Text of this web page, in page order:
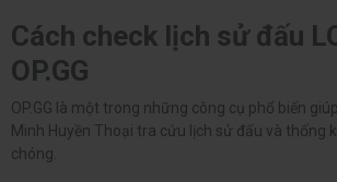
Cách check lịch sử đấu
OP.GG
OP.GG là một trong những công cụ phổ biến
Minh Huyền Thoại tra cứu lịch sử đấu và thống
chóng.